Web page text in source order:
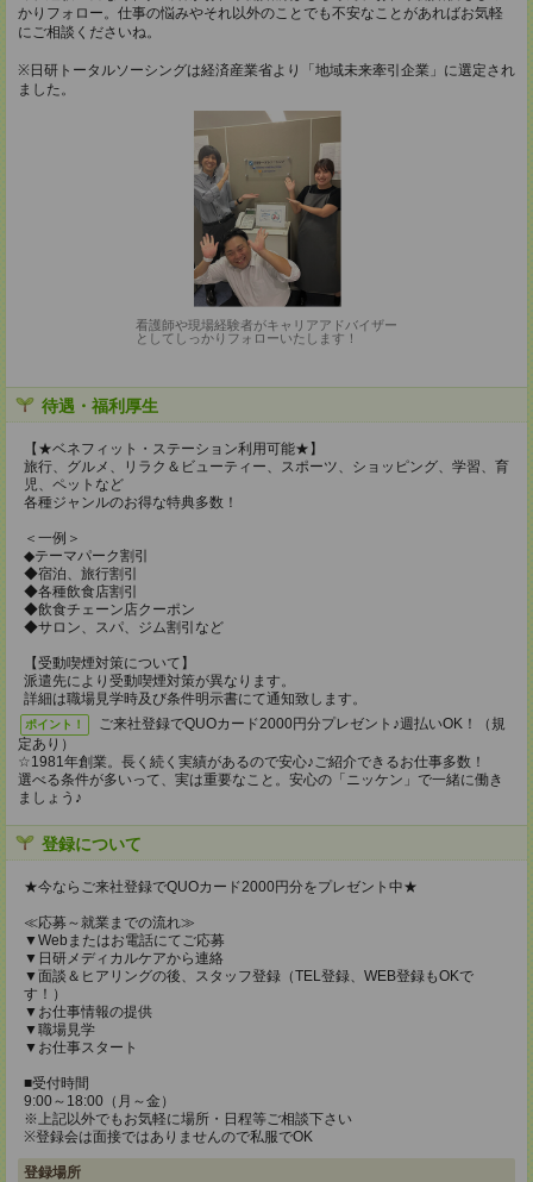
かりフォロー。仕事の悩みやそれ以外のことでも不安なことがあればお気軽
にご相談くださいね。
※日研トータルソーシングは経済産業省より「地域未来牽引企業」に選定され
ました。
看護師や現場経験者がキャリアアドバイザー
としてしっかりフォローいたします！
待遇・福利厚生
【★ベネフィット・ステーション利用可能★】
旅行、グルメ、リラク＆ビューティー、スポーツ、ショッピング、学習、育
児、ペットなど
各種ジャンルのお得な特典多数！
＜一例＞
◆テーマパーク割引
◆宿泊、旅行割引
◆各種飲食店割引
◆飲食チェーン店クーポン
◆サロン、スパ、ジム割引など
【受動喫煙対策について】
派遣先により受動喫煙対策が異なります。
詳細は職場見学時及び条件明示書にて通知致します。
ポイント！
ご来社登録でQUOカード2000円分プレゼント♪週払いOK！（規
定あり）
☆1981年創業。長く続く実績があるので安心♪ご紹介できるお仕事多数！
選べる条件が多いって、実は重要なこと。安心の「ニッケン」で一緒に働き
ましょう♪
登録について
★今ならご来社登録でQUOカード2000円分をプレゼント中★
≪応募～就業までの流れ≫
▼Webまたはお電話にてご応募
▼日研メディカルケアから連絡
▼面談＆ヒアリングの後、スタッフ登録（TEL登録、WEB登録もOKで
す！）
▼お仕事情報の提供
▼職場見学
▼お仕事スタート
■受付時間
9:00～18:00（月～金）
※上記以外でもお気軽に場所・日程等ご相談下さい
※登録会は面接ではありませんので私服でOK
登録場所